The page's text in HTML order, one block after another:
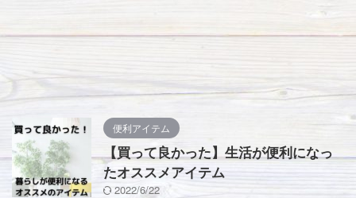
便利アイテム
【買って良かった】生活が便利になっ
たオススメアイテム
2022/6/22